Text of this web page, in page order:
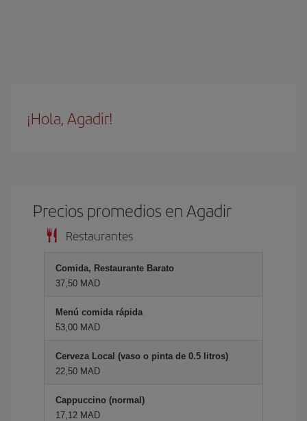
¡Hola, Agadir!
Precios promedios en Agadir
Restaurantes
Comida, Restaurante Barato
37,50 MAD
Menú comida rápida
53,00 MAD
Cerveza Local (vaso o pinta de 0.5 litros)
22,50 MAD
Cappuccino (normal)
17,12 MAD